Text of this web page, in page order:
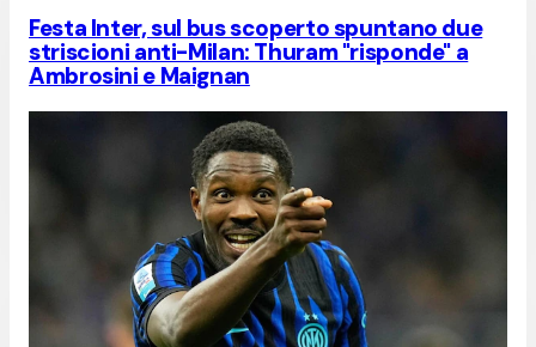
Festa Inter, sul bus scoperto spuntano due
striscioni anti-Milan: Thuram "risponde" a
Ambrosini e Maignan